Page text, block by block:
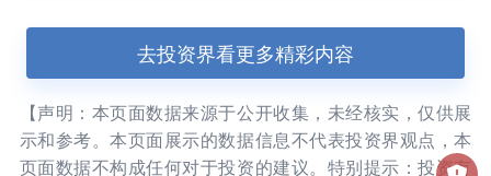
去投资界看更多精彩内容
【声明：本页面数据来源于公开收集，未经核实，仅供展
示和参考。本页面展示的数据信息不代表投资界观点，本
页面数据不构成任何对于投资的建议。特别提示：投资有